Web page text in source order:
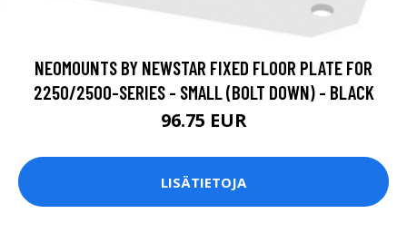
NEOMOUNTS BY NEWSTAR FIXED FLOOR PLATE FOR
2250/2500-SERIES - SMALL (BOLT DOWN) - BLACK
96.75 EUR
LISÄTIETOJA